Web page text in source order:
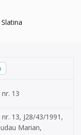
13
13, J28/43/1991,
Marian,